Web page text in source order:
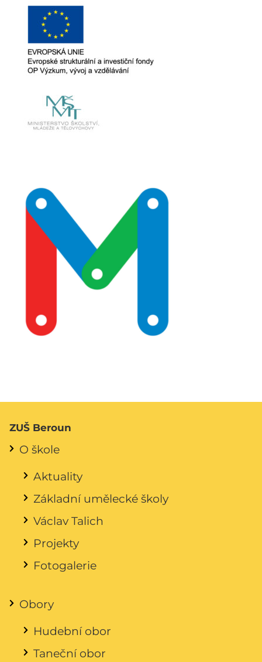
ZUŠ Beroun
O škole
Aktuality
Základní umělecké školy
Václav Talich
Projekty
Fotogalerie
Obory
Hudební obor
Taneční obor